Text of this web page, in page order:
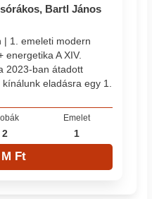
Bartl János
| 1. emeleti modern
energetika A XIV.
2023-ban átadott
eladásra egy 1.
2
Emelet
1
M Ft